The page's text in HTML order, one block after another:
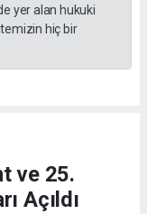
yer alan hukuki
hiç bir
ve 25.
Açıldı